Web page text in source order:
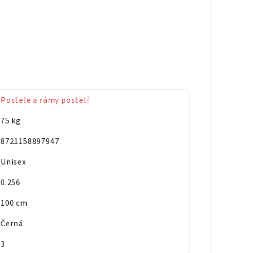
Postele a rámy postelí
75 kg
8721158897947
Unisex
0.256
100 cm
Černá
3